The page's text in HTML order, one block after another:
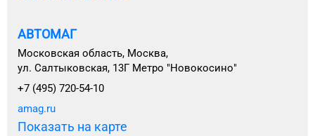
АВТОМАГ
Московская область, Москва,
ул. Салтыковская, 13Г Метро "Новокосино"
+7 (495) 720-54-10
amag.ru
Показать на карте